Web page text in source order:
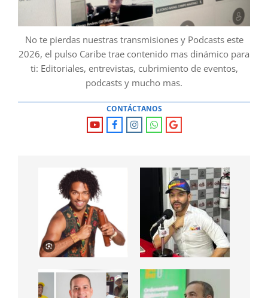
No te pierdas nuestras transmisiones y Podcasts este
2026, el pulso Caribe trae contenido mas dinámico para
ti: Editoriales, entrevistas, cubrimiento de eventos,
podcasts y mucho mas.
CONTÁCTANOS